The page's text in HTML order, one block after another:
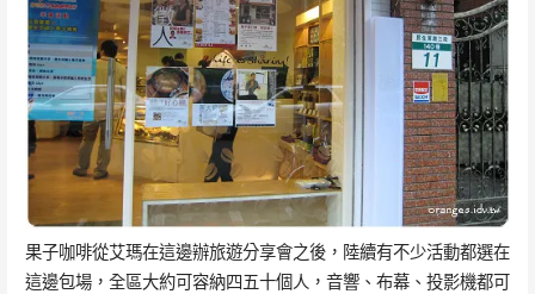
果子咖啡從艾瑪在這邊辦旅遊分享會之後，陸續有不少活動都選在
這邊包場，全區大約可容納四五十個人，音響、布幕、投影機都可